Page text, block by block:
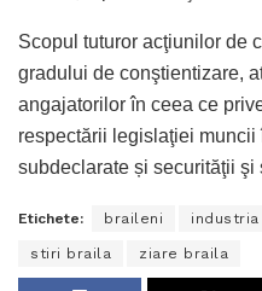
Scopul tuturor acţiunilor de
gradului de conştientizare,
angajatorilor în ceea ce
respectării legislaţiei
subdeclarate și securităţii şi
Etichete: braileni
stiri braila ziare braila